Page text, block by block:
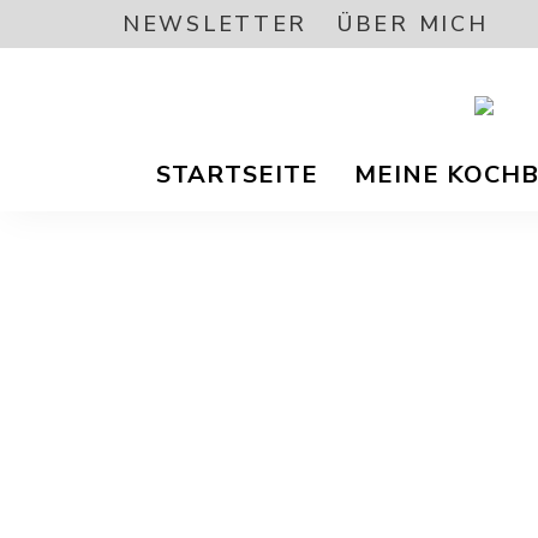
NEWSLETTER ÜBER MICH
/
STARTSEITE MEINE